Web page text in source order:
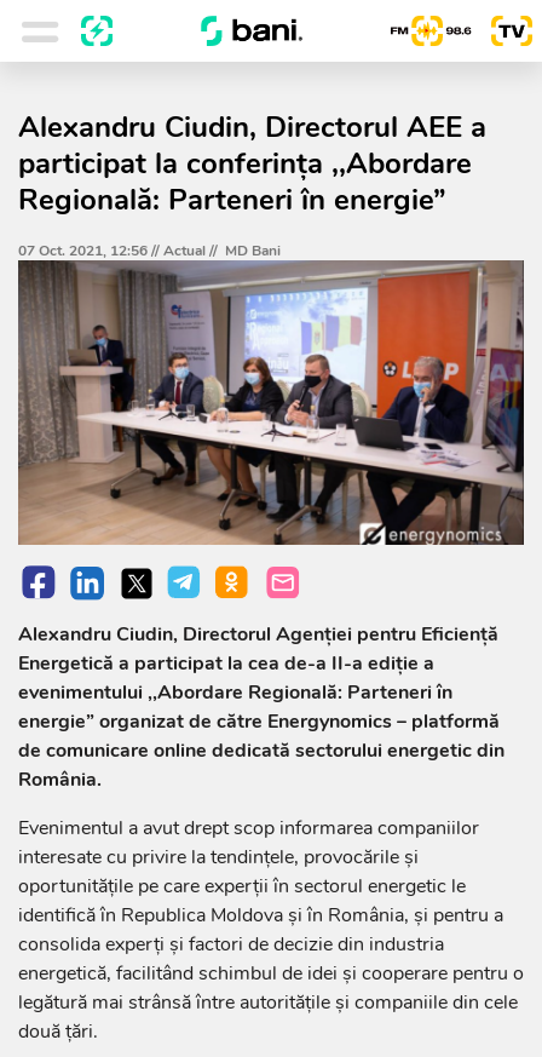
Alexandru Ciudin, Directorul AEE a
participat la conferința ,,Abordare
Regională: Parteneri în energie”
07 Oct. 2021, 12:56 //Actual// MD Bani
Alexandru Ciudin, Directorul Agenției pentru Eficiență
Energetică a participat la cea de-a II-a ediție a
evenimentului ,,Abordare Regională: Parteneri în
energie” organizat de către Energynomics – platformă
de comunicare online dedicată sectorului energetic din
România.
Evenimentul a avut drept scop informarea companiilor
interesate cu privire la tendinţele, provocările şi
oportunităţile pe care experţii în sectorul energetic le
identifică în Republica Moldova și în România, și pentru a
consolida experți și factori de decizie din industria
energetică, facilitând schimbul de idei și cooperare pentru o
legătură mai strânsă între autoritățile și companiile din cele
două țări.